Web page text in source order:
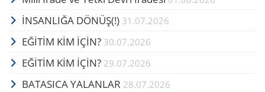
İNSANLIĞA DÖNÜŞ(!) 31.07.2026
EĞİTİM KİM İÇİN? 30.07.2026
EĞİTİM KİM İÇİN? 29.07.2026
BATASICA YALANLAR 28.07.2026